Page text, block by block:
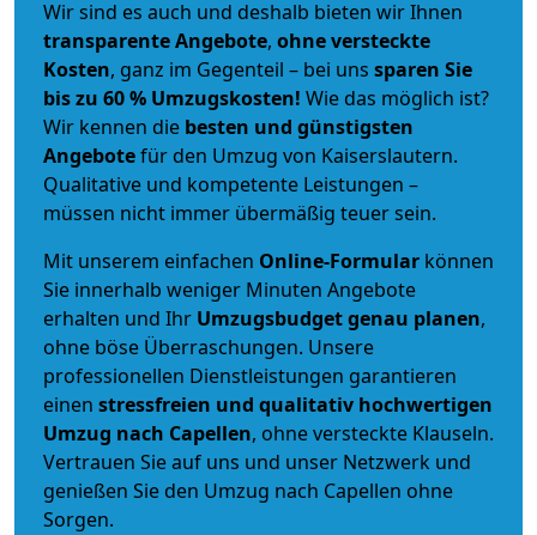
Wir sind es auch und deshalb bieten wir Ihnen
transparente Angebote, ohne versteckte
Kosten, ganz im Gegenteil – bei uns sparen Sie
bis zu 60 % Umzugskosten! Wie das möglich ist?
Wir kennen die besten und günstigsten
Angebotefür den Umzug von Kaiserslautern.
Qualitative und kompetente Leistungen –
müssen nicht immer übermäßig teuer sein.
Mit unserem einfachen Online-Formular können
Sie innerhalb weniger Minuten Angebote
erhalten und Ihr Umzugsbudgetgenau planen,
ohne böse Überraschungen. Unsere
professionellen Dienstleistungen garantieren
einen stressfreien und qualitativ hochwertigen
Umzug nach Capellen, ohne versteckte Klauseln.
Vertrauen Sie auf uns und unser Netzwerk und
genießen Sie den Umzug nach Capellen ohne
Sorgen.